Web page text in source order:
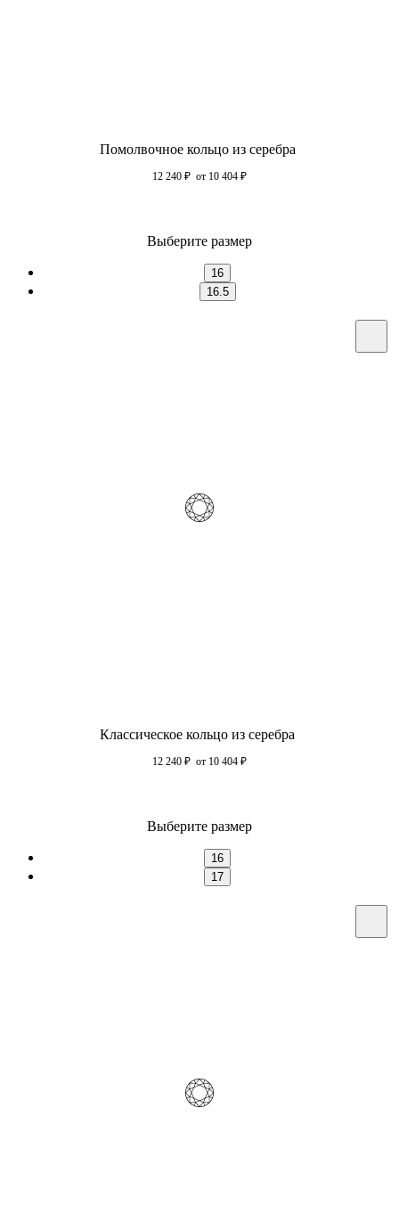
Помолвочное кольцо из серебра
12 240 ₽ от 10 404 ₽
Выберите размер
16
16.5
Классическое кольцо из серебра
12 240 ₽ от 10 404 ₽
Выберите размер
16
17